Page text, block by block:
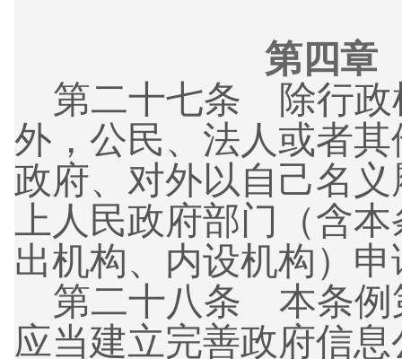
第四章
第二十七条 除行政
外，公民、法人或者
政府、对外以自己名
上人民政府部门（含
出机构、内设机构）
第二十八条 本条例
应当建立完善政府信